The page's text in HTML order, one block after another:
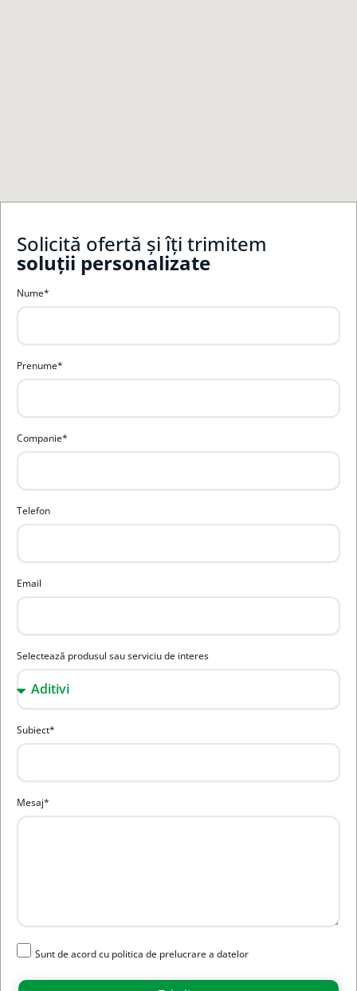
Solicită ofertă și îți trimitem
soluții personalizate
Nume*
Prenume*
Companie*
Telefon
Email
Selectează produsul sau serviciu de interes
Subiect*
Mesaj*
Sunt de acord cu politica de prelucrare a datelor